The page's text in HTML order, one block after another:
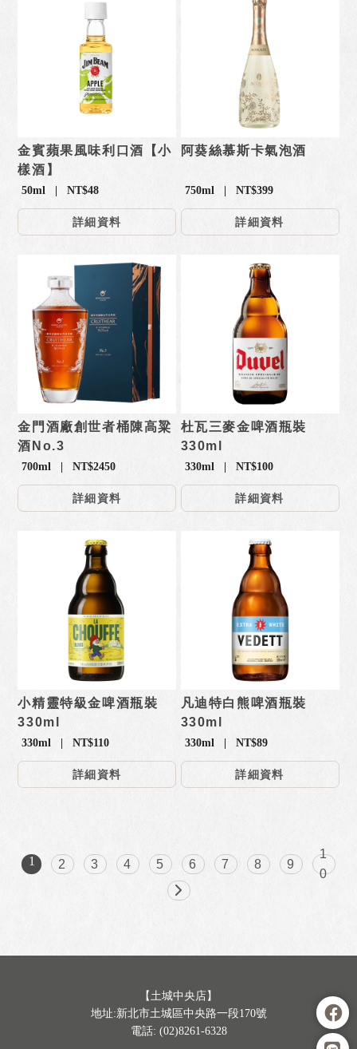
金賓蘋果風味利口酒【小
樣酒】
50ml | NT$48
詳細資料
阿葵絲慕斯卡氣泡酒
750ml | NT$399
詳細資料
金門酒廠創世者桶陳高粱
酒No.3
700ml | NT$2450
詳細資料
杜瓦三麥金啤酒瓶裝
330ml
330ml | NT$100
詳細資料
小精靈特級金啤酒瓶裝
330ml
330ml | NT$110
詳細資料
凡迪特白熊啤酒瓶裝
330ml
330ml | NT$89
詳細資料
1 2 3 4 5 6 7 8 9
1
0
【土城中央店】
地址:新北市土城區中央路一段170號
電話: (02)8261-6328